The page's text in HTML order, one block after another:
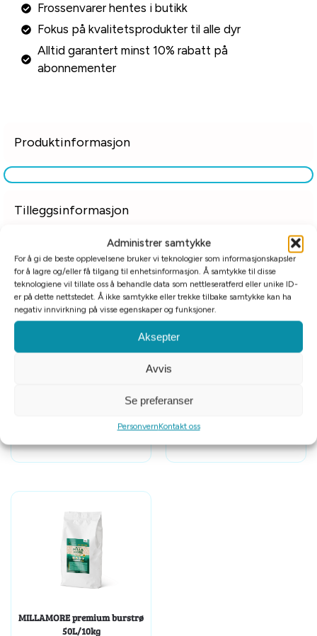
Administrer samtykke
For å gi de beste opplevelsene bruker vi teknologier som informasjonskapsler
for å lagre og/eller få tilgang til enhetsinformasjon. Å samtykke til disse
teknologiene vil tillate oss å behandle data som nettleseratferd eller unike ID-
er på dette nettstedet. Å ikke samtykke eller trekke tilbake samtykke kan ha
negativ innvirkning på visse egenskaper og funksjoner.
Aksepter
Avvis
Se preferanser
PersonvernKontakt oss
Frossenvarer hentes i butikk
Fokus på kvalitetsprodukter til alle dyr
Alltid garantert minst 10% rabatt på
abonnementer
Produktinformasjon
Tilleggsinformasjon
Relaterte produkter
Chipsi Nesting Bed 20g
JR farm Bomaterial til smådyr
MILLAMORE premium burstrø
50L/10kg